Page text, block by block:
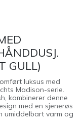
GULL)
luksus med
Madison-serie.
kombinerer denne
med en sjenerøs
umiddelbart varm og